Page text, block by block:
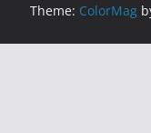
Theme: ColorMag